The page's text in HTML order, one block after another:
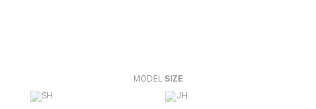
MODEL SIZE